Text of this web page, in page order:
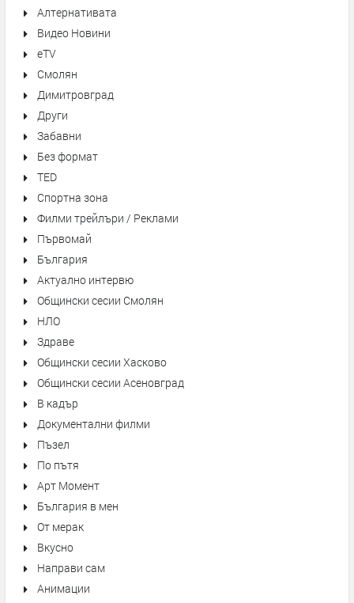
Алтернативата
Видео Новини
eTV
Смолян
Димитровград
Други
Забавни
Без формат
TED
Спортна зона
Филми трейлъри / Реклами
Първомай
България
Актуално интервю
Общински сесии Смолян
НЛО
Здраве
Общински сесии Хасково
Общински сесии Асеновград
В кадър
Документални филми
Пъзел
По пътя
Арт Момент
България в мен
От мерак
Вкусно
Направи сам
Анимации